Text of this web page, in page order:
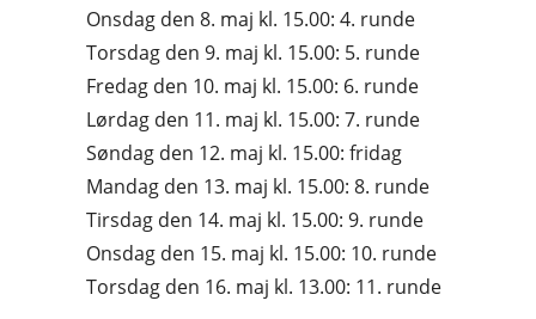
Onsdag den 8. maj kl. 15.00: 4. runde
Torsdag den 9. maj kl. 15.00: 5. runde
Fredag den 10. maj kl. 15.00: 6. runde
Lørdag den 11. maj kl. 15.00: 7. runde
Søndag den 12. maj kl. 15.00: fridag
Mandag den 13. maj kl. 15.00: 8. runde
Tirsdag den 14. maj kl. 15.00: 9. runde
Onsdag den 15. maj kl. 15.00: 10. runde
Torsdag den 16. maj kl. 13.00: 11. runde